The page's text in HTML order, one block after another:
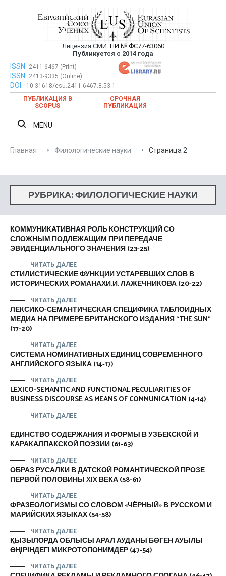
Евразийский Союз Ученых —
публикация научных статей в
ежемесячном научном журнале
Лицензия СМИ: ПИ № ФС77-63060
Публикуется с 2014 года
Евразийский Союз Ученых — публикация научных статей в
ежемесячном научном журнале
ISSN: 2411-6467 (Print)
ISSN: 2413-9335 (Online)
DOI:
10.31618/esu.2411-6467.8.53.1
ПУБЛИКАЦИЯ В
SCOPUS
СРОЧНАЯ
ПУБЛИКАЦИЯ
MENU
Главная Филологические науки Страница 2
РУБРИКА:ФИЛОЛОГИЧЕСКИЕ НАУКИ
КОММУНИКАТИВНАЯ РОЛЬ КОНСТРУКЦИЙ СО
СЛОЖНЫМ ПОДЛЕЖАЩИМ ПРИ ПЕРЕДАЧЕ
ЭВИДЕНЦИАЛЬНОГО ЗНАЧЕНИЯ (23-25)
ЧИТАТЬ ДАЛЕЕ
СТИЛИСТИЧЕСКИЕ ФУНКЦИИ УСТАРЕВШИХ СЛОВ В
ИСТОРИЧЕСКИХ РОМАНАХИ.И. ЛАЖЕЧНИКОВА (20-22)
ЧИТАТЬ ДАЛЕЕ
ЛЕКСИКО-СЕМАНТИЧЕСКАЯ СПЕЦИФИКА ТАБЛОИДНЫХ
МЕДИА НА ПРИМЕРЕ БРИТАНСКОГО ИЗДАНИЯ “THE SUN”
(17-20)
ЧИТАТЬ ДАЛЕЕ
СИСТЕМА НОМИНАТИВНЫХ ЕДИНИЦ СОВРЕМЕННОГО
АНГЛИЙСКОГО ЯЗЫКА (14-17)
ЧИТАТЬ ДАЛЕЕ
LEXICO-SEMANTIC AND FUNCTIONAL PECULIARITIES OF
BUSINESS DISCOURSE AS MEANS OF COMMUNICATION (4-14)
ЧИТАТЬ ДАЛЕЕ
ЕДИНСТВО СОДЕРЖАНИЯ И ФОРМЫ В УЗБЕКСКОЙ И
КАРАКАЛПАКСКОЙ ПОЭЗИИ (61-63)
ЧИТАТЬ ДАЛЕЕ
ОБРАЗ РУСАЛКИ В ДАТСКОЙ РОМАНТИЧЕСКОЙ ПРОЗЕ
ПЕРВОЙ ПОЛОВИНЫ XIX ВЕКА (58-61)
ЧИТАТЬ ДАЛЕЕ
ФРАЗЕОЛОГИЗМЫ СО СЛОВОМ «ЧЁРНЫЙ» В РУССКОМ И
МАРИЙСКИХ ЯЗЫКАХ (54-58)
ЧИТАТЬ ДАЛЕЕ
ҚЫЗЫЛОРДА ОБЛЫСЫ АРАЛ АУДАНЫ БӨГЕН АУЫЛЫ
ӨҢІРІНДЕГІ МИКРОТОПОНИМДЕР (47-54)
ЧИТАТЬ ДАЛЕЕ